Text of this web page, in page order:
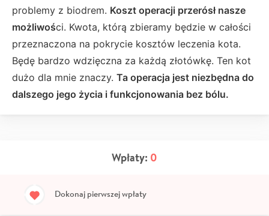
problemy z biodrem. Koszt operacji przerósł nasze
możliwości. Kwota, którą zbieramy będzie w całości
przeznaczona na pokrycie kosztów leczenia kota.
Będę bardzo wdzięczna za każdą złotówkę. Ten kot
dużo dla mnie znaczy. Ta operacja jest niezbędna do
dalszego jego życia i funkcjonowania bez bólu.
Wpłaty: 0
Dokonaj pierwszej wpłaty